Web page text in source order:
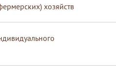
хозяйств